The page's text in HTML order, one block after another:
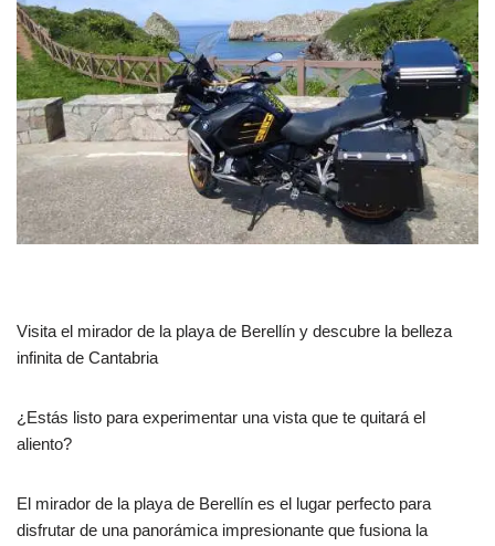
Visita el mirador de la playa de Berellín y descubre la belleza
infinita de Cantabria
¿Estás listo para experimentar una vista que te quitará el
aliento?
El mirador de la playa de Berellín es el lugar perfecto para
disfrutar de una panorámica impresionante que fusiona la